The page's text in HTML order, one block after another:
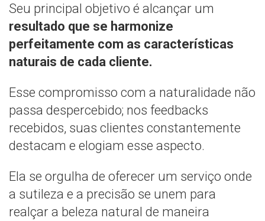
Seu principal objetivo é alcançar um
resultado que se harmonize
perfeitamente com as características
naturais de cada cliente.
Esse compromisso com a naturalidade não
passa despercebido; nos feedbacks
recebidos, suas clientes constantemente
destacam e elogiam esse aspecto.
Ela se orgulha de oferecer um serviço onde
a sutileza e a precisão se unem para
realçar a beleza natural de maneira